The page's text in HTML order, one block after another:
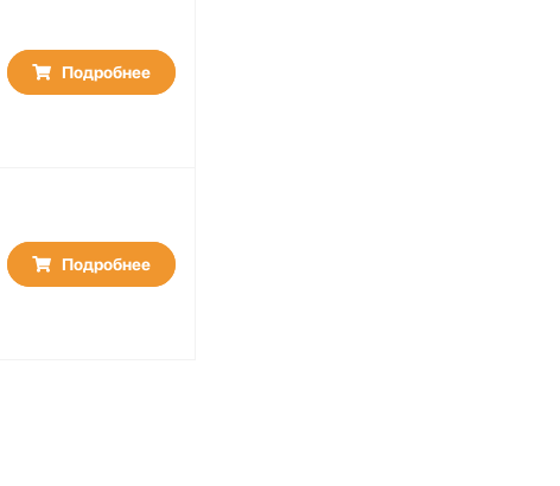
Подробнее
Подробнее